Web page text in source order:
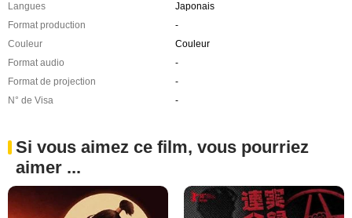
Langues
Japonais
Format production
-
Couleur
Couleur
Format audio
-
Format de projection
-
N° de Visa
-
Si vous aimez ce film, vous pourriez
aimer ...